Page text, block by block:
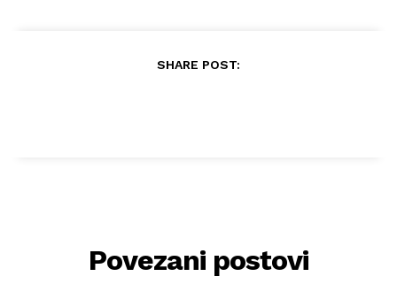
SHARE POST:
Povezani postovi